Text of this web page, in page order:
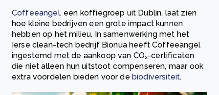
Coffeeangel, een koffiegroep uit Dublin, laat zien
hoe kleine bedrijven een grote impact kunnen
hebben op het milieu. In samenwerking met het
Ierse clean-tech bedrijf Bionua heeft Coffeeangel
ingestemd met de aankoop van CO₂-certificaten
die niet alleen hun uitstoot compenseren, maar ook
extra voordelen bieden voor de biodiversiteit.